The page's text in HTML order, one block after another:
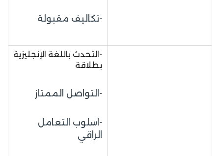
-تكاليف مقبولة
-التحدث باللغة الإنجليزية
بطلاقة
-التواصل الممتاز
-اسلوب التعامل
الراقي